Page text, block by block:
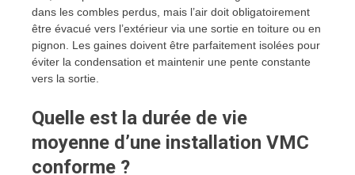
dans les combles perdus, mais l’air doit obligatoirement
être évacué vers l’extérieur via une sortie en toiture ou en
pignon. Les gaines doivent être parfaitement isolées pour
éviter la condensation et maintenir une pente constante
vers la sortie.
Quelle est la durée de vie
moyenne d’une installation VMC
conforme ?